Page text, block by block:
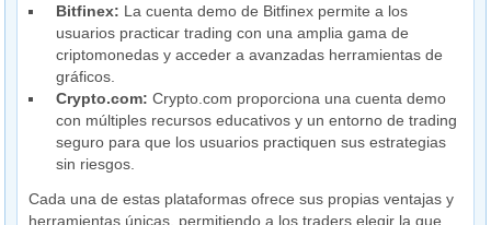
Bitfinex: La cuenta demo de Bitfinex permite a los
usuarios practicar trading con una amplia gama de
criptomonedas y acceder a avanzadas herramientas de
gráficos.
Crypto.com: Crypto.com proporciona una cuenta demo
con múltiples recursos educativos y un entorno de trading
seguro para que los usuarios practiquen sus estrategias
sin riesgos.
Cada una de estas plataformas ofrece sus propias ventajas y
herramientas únicas, permitiendo a los traders elegir la que